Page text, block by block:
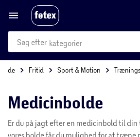
produkter
kategorier
Forside Fritid Sport & Motion
Medicinbolde
Er du på jagt efter en medicinbold
Med en af vores bolde får du